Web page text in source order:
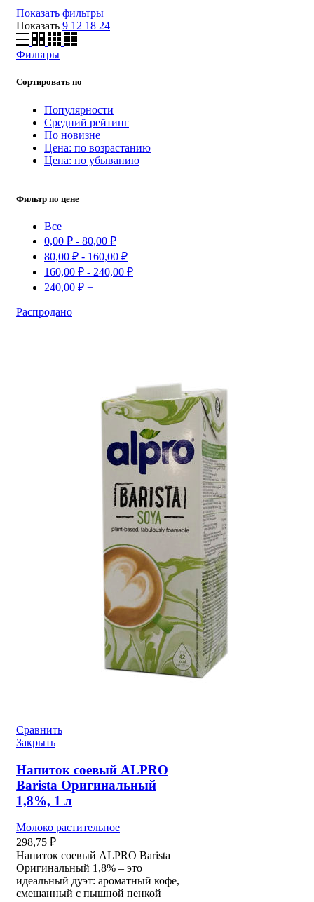
Показать фильтры
Показать 9 12 18 24
Фильтры
Сортировать по
Популярности
Средний рейтинг
По новизне
Цена: по возрастанию
Цена: по убыванию
Фильтр по цене
Все
0,00 ₽ - 80,00 ₽
80,00 ₽ - 160,00 ₽
160,00 ₽ - 240,00 ₽
240,00 ₽ +
Распродано
Сравнить
Закрыть
Напиток соевый ALPRO
Barista Оригинальный
1,8%, 1 л
Молоко растительное
298,75 ₽
Напиток соевый ALPRO Barista
Оригинальный 1,8% – это
идеальный дуэт: ароматный кофе,
смешанный с пышной пенкой